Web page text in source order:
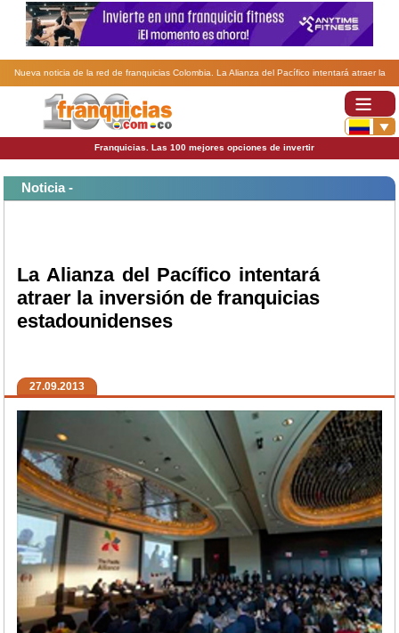
Nueva noticia de la red de franquicias Colombia. La Alianza del Pacífico intentará atraer la
inversión de franquicias estadounidenses.
Franquicias. Las 100 mejores opciones de invertir
Noticia -
La Alianza del Pacífico intentará
atraer la inversión de franquicias
estadounidenses
27.09.2013